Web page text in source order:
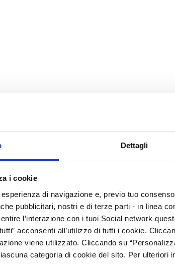
Dettagli
i cookie
di navigazione e, previo tuo
pubblicitari, nostri e di terze parti - in linea
l’interazione con i tuoi Social network
acconsenti all’utilizzo di tutti i cookie.
viene utilizzato. Cliccando su
categoria di cookie del sito. Per ulteriori